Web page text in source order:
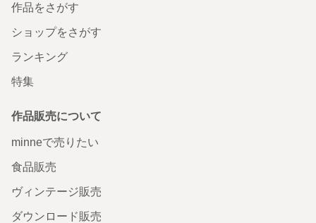
作品をさがす
ショップをさがす
ランキング
特集
作品販売について
minneで売りたい
食品販売
ヴィンテージ販売
ダウンロード販売